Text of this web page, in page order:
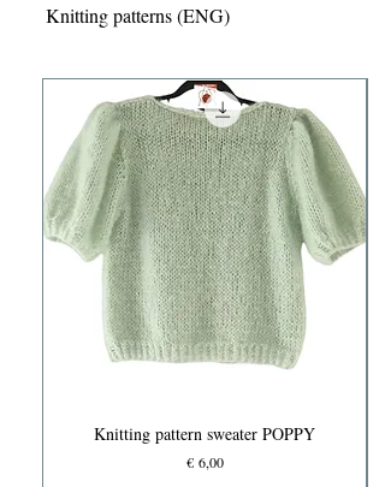
Knitting patterns (ENG)
Knitting pattern sweater POPPY
Prijs
€ 6,00